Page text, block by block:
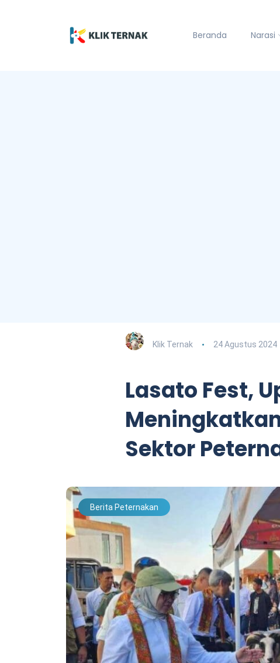
Beranda Narasi
Klik Ternak 24 Agustus 2024
Lasato Fest,
Sektor
Berita Peternakan